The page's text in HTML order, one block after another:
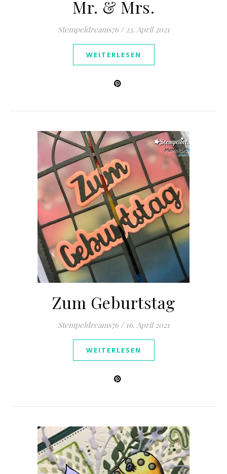
Mr. & Mrs.
Stempeldreams76 / 23. April 2021
WEITERLESEN
Zum Geburtstag
Stempeldreams76 / 16. April 2021
WEITERLESEN